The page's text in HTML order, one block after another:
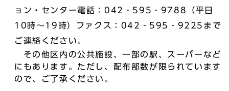
ョン・センター電話：042‐595‐9788（平日
10時～19時）ファクス：042‐595‐9225まで
ご連絡ください。
その他区内の公共施設、一部の駅、スーパーなど
にもあります。ただし、配布部数が限られています
ので、ご了承ください。